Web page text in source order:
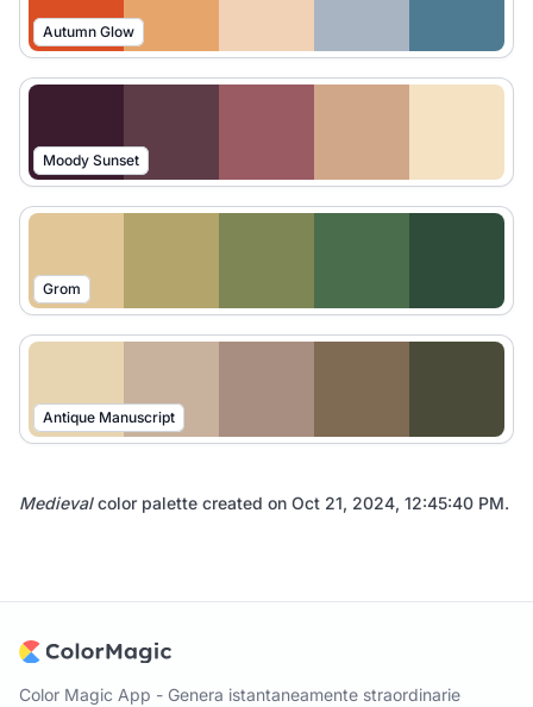
Autumn Glow
Moody Sunset
Grom
Antique Manuscript
Medievalcolor palette created on Oct 21, 2024, 12:45:40 PM.
Color Magic App - Genera istantaneamente straordinarie